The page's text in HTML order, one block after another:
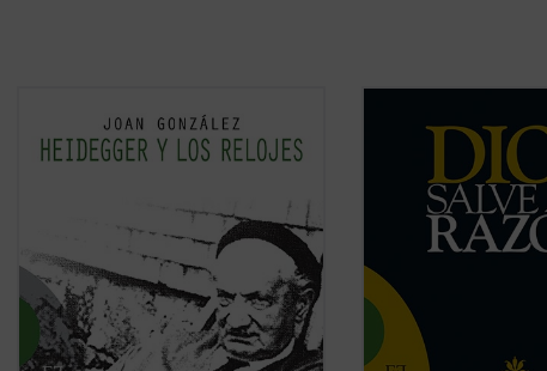
«La tesis más provocativa y original que
la filosofía del siglo XX ha levantado
sobre el tiempo es la famosa tesis de
ser descansaría en el sentido del tiempo.
Según esta tesis, nuestra vivencia del ...
la naturaleza de Dios»
Diversos intelectuales de
provenientes de
tradiciones religiosas y
culturales, se dan cita en
ficha)